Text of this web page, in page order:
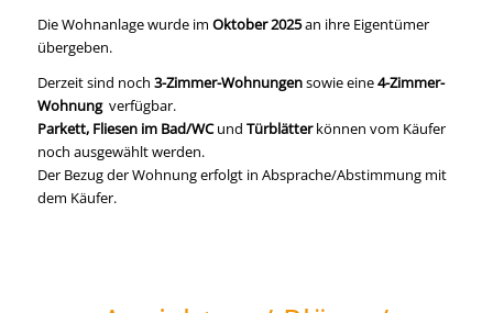
Die Wohnanlage wurde im Oktober 2025an ihre Eigentümer
übergeben.
Derzeit sind noch 3-Zimmer-Wohnungensowie eine4-Zimmer-
Wohnung verfügbar.
Parkett, Fliesen im Bad/WCund Türblätterkönnen vom Käufer
noch ausgewählt werden.
Der Bezug der Wohnung erfolgt in Absprache/Abstimmung mit
dem Käufer.